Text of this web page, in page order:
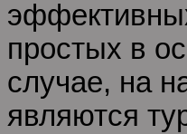
простых в
случае, на
являются